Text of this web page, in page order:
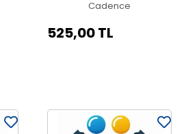
07 ANTRASİT 250ML +
Cadence
525,00 TL